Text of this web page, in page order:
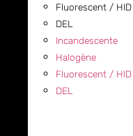
Fluorescent / HID
DEL
Incandescente
Halogène
Fluorescent / HID
DEL